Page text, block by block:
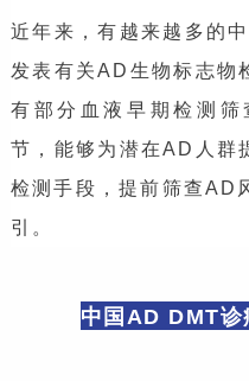
近年来，有越来越多的
发表有关AD生物标志物
有部分血液早期检测
节，能够为潜在AD人群
检测手段，提前筛查AD
引。
中国AD DMT诊